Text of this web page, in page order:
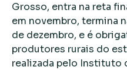
Grosso, entra na reta
em novembro, termina
de dezembro, e é
produtores rurais do
realizada pelo Instituto